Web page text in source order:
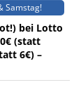
Samstag!
bei Lotto
(statt
6€) –